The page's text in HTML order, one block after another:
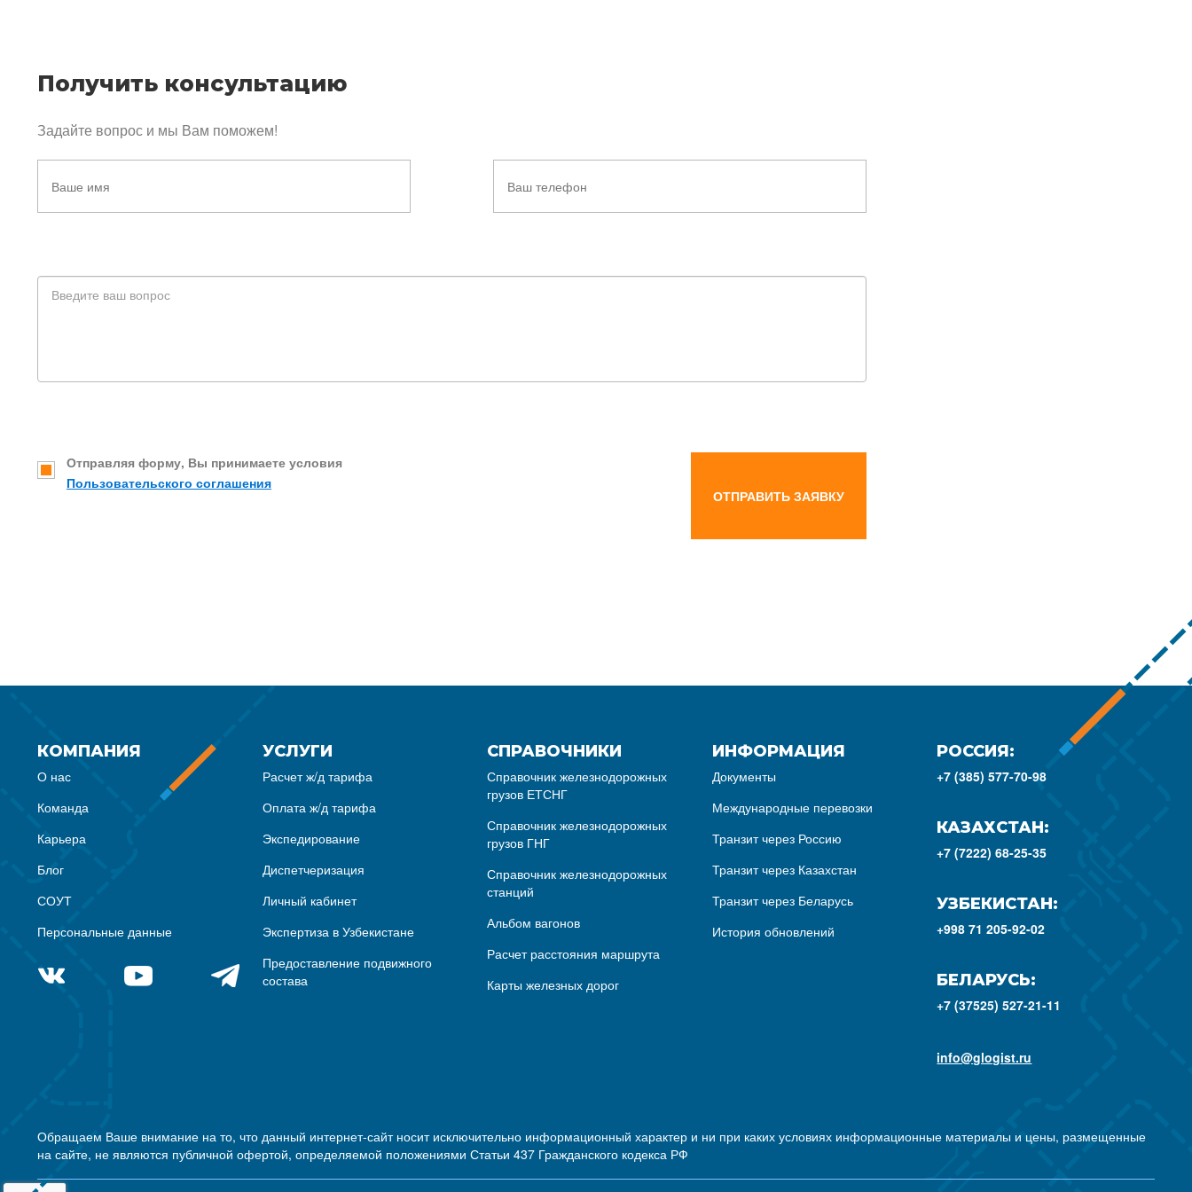
Получить консультацию
Задайте вопрос и мы Вам поможем!
Отправляя форму, Вы принимаете условия
Пользовательского соглашения
ОТПРАВИТЬ ЗАЯВКУ
КОМПАНИЯ
О нас
Команда
Карьера
Блог
СОУТ
Персональные данные
УСЛУГИ
Расчет ж/д тарифа
Оплата ж/д тарифа
Экспедирование
Диспетчеризация
Личный кабинет
Экспертиза в Узбекистане
Предоставление подвижного
состава
СПРАВОЧНИКИ
Справочник железнодорожных
грузов ЕТСНГ
Справочник железнодорожных
грузов ГНГ
Справочник железнодорожных
станций
Альбом вагонов
Расчет расстояния маршрута
Карты железных дорог
ИНФОРМАЦИЯ
Документы
Международные перевозки
Транзит через Россию
Транзит через Казахстан
Транзит через Беларусь
История обновлений
РОССИЯ:
+7 (385) 577-70-98
КАЗАХСТАН:
+7 (7222) 68-25-35
УЗБЕКИСТАН:
+998 71 205-92-02
БЕЛАРУСЬ:
+7 (37525) 527-21-11
info@glogist.ru
Обращаем Ваше внимание на то, что данный интернет-сайт носит исключительно информационный характер и ни при каких условиях информационные материалы и цены, размещенные
на сайте, не являются публичной офертой, определяемой положениями Статьи 437 Гражданского кодекса РФ